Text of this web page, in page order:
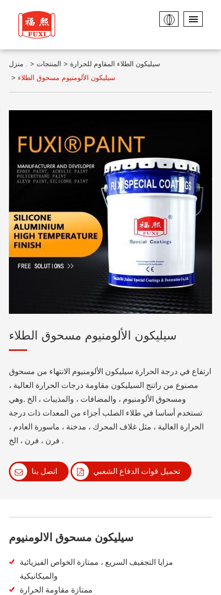
المنتجات
سيليكون الطلاء المقاوم للحرارة
سيليكون الألومنيوم مسحوق الطلاء
سيليكون الألومنيوم مسحوق الطلاء
ارتفاع في درجة الحرارة سيليكون الألومنيوم الانتهاء من مسحوق
مصنوع من راتنج السيليكون مقاومة درجات الحرارة العالية ،
ومسحوق الألومنيوم ، والمضافات ، والمذيبات ، الخ .وهي
تستخدم أساسا في طلاء الصلب أجزاء من المعدات ذات درجة
الحرارة العالية ، مثل غلاف المحرك ، مدخنة ، ماسورة العادم ،
فرن ، فرن ، الخ .
اتصل بنا تحميل قوات الدفاع الشعبي
سيليكون مسحوق الالومنيوم
مزايا التجفيف السريع ، ممتازة الخواص الفيزيائية
والميكانيكية
ممتازة مقاومة الحرارة